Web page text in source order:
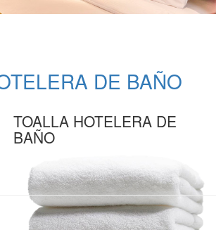
DE BAÑO
TOALLA HOTELERA DE
BAÑO